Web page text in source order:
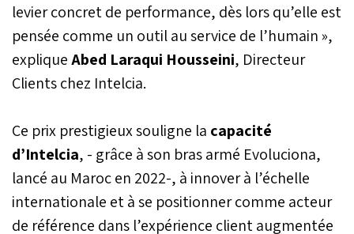
levier concret de performance, dès lors qu’elle est
pensée comme un outil au service de l’humain »,
expliqueAbed Laraqui Housseini, Directeur
Clients chez Intelcia.
Ce prix prestigieux souligne la capacité
d’Intelcia, - grâce à son bras armé Evoluciona,
lancé au Maroc en 2022-, à innover à l’échelle
internationale et à se positionner comme acteur
de référence dans l’expérience client augmentée